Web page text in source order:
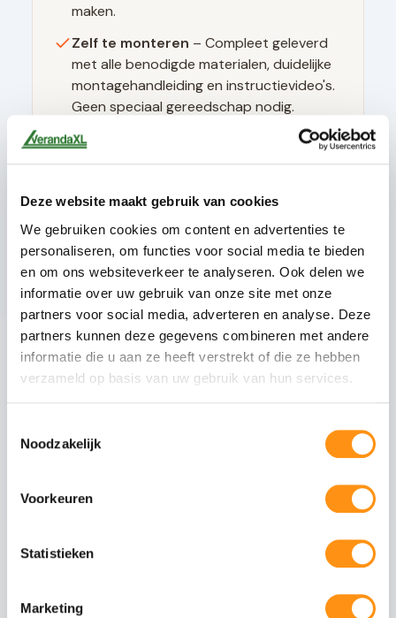
Deze website maakt gebruik van cookies
We gebruiken cookies om content en advertenties te
personaliseren, om functies voor social media te bieden
en om ons websiteverkeer te analyseren. Ook delen we
informatie over uw gebruik van onze site met onze
partners voor social media, adverteren en analyse. Deze
partners kunnen deze gegevens combineren met andere
informatie die u aan ze heeft verstrekt of die ze hebben
verzameld op basis van uw gebruik van hun services.
Noodzakelijk
Voorkeuren
Statistieken
Marketing
maken.
Zelf te monteren – Compleet geleverd
met alle benodigde materialen, duidelijke
montagehandleiding en instructievideo's.
Geen speciaal gereedschap nodig.
Technische specificaties
Glasdikte
10mm gehard (ESG)
Glastype
Helder glas
Geslepen (niet scherp)
Profielmateriaal
Aluminium 6063-T6
Afwerking
Antraciet RAL 7016
Wieltype
RVS 304, verstelbaar
Aantal rails
Veiligheid van gehard glas
Gehard glas (ESG - Einscheiben-Sicherheitsglas)
ondergaat een speciaal thermisch proces waarbij
vervolgens snel wordt afgekoeld. Dit creëert een
permanente drukspanning in het oppervlak,